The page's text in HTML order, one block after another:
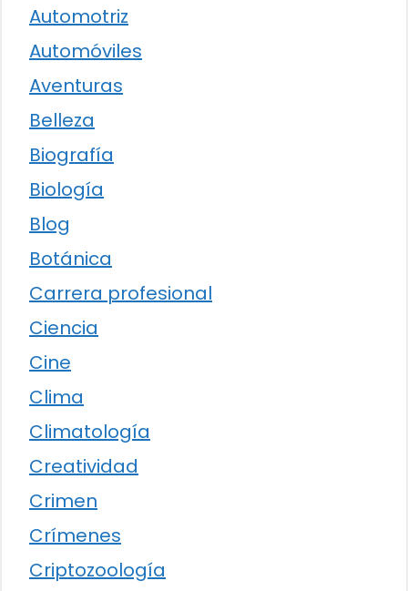
Automotriz
Automóviles
Aventuras
Belleza
Biografía
Biología
Blog
Botánica
Carrera profesional
Ciencia
Cine
Clima
Climatología
Creatividad
Crimen
Crímenes
Criptozoología